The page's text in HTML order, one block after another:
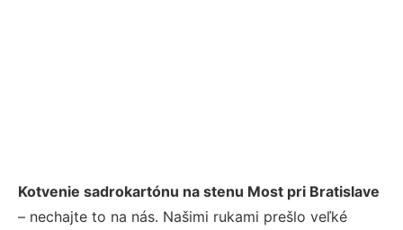
Kotvenie sadrokartónu na stenu Most pri Bratislave
– nechajte to na nás. Našimi rukami prešlo veľké